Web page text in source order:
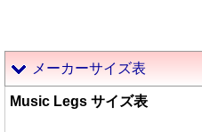
メーカーサイズ表
Music Legs サイズ表